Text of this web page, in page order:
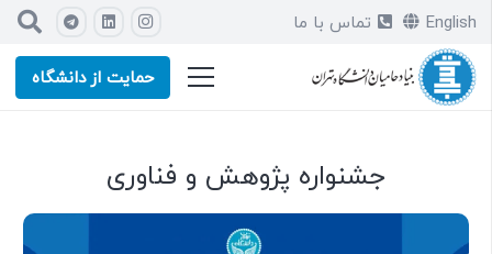
English
تماس با ما
حمایت از دانشگاه
جشنواره پژوهش و فناوری